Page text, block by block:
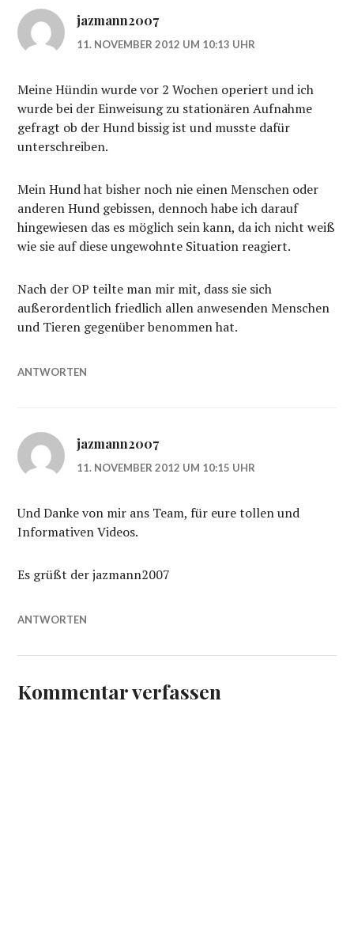
jazmann2007
11. NOVEMBER 2012 UM 10:13 UHR
Meine Hündin wurde vor 2 Wochen operiert und ich
wurde bei der Einweisung zu stationären Aufnahme
gefragt ob der Hund bissig ist und musste dafür
unterschreiben.
Mein Hund hat bisher noch nie einen Menschen oder
anderen Hund gebissen, dennoch habe ich darauf
hingewiesen das es möglich sein kann, da ich nicht weiß
wie sie auf diese ungewohnte Situation reagiert.
Nach der OP teilte man mir mit, dass sie sich
außerordentlich friedlich allen anwesenden Menschen
und Tieren gegenüber benommen hat.
ANTWORTEN
jazmann2007
11. NOVEMBER 2012 UM 10:15 UHR
Und Danke von mir ans Team, für eure tollen und
Informativen Videos.
Es grüßt der jazmann2007
ANTWORTEN
Kommentar verfassen